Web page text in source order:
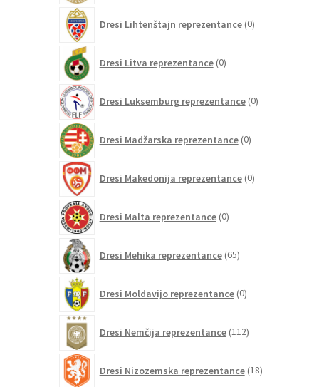
Dresi Lihtenštajn reprezentance 0izdelkov
Dresi Litva reprezentance 0izdelkov
Dresi Luksemburg reprezentance 0izdelkov
Dresi Madžarska reprezentance 0izdelkov
Dresi Makedonija reprezentance 0izdelkov
Dresi Malta reprezentance 0izdelkov
Dresi Mehika reprezentance 65izdelkov
Dresi Moldavijo reprezentance 0izdelkov
Dresi Nemčija reprezentance 112izdelkov
Dresi Nizozemska reprezentance 18izdelkov